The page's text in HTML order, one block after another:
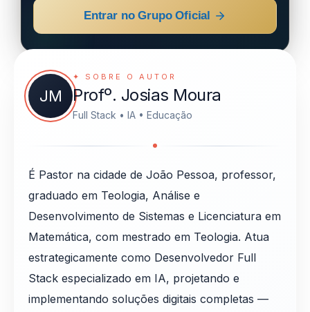
Entrar no Grupo Oficial
JM
✦ SOBRE O AUTOR
Profº. Josias Moura
Full Stack • IA • Educação
É Pastor na cidade de João Pessoa, professor,
graduado em Teologia, Análise e
Desenvolvimento de Sistemas e Licenciatura em
Matemática, com mestrado em Teologia. Atua
estrategicamente como Desenvolvedor Full
Stack especializado em IA, projetando e
implementando soluções digitais completas —